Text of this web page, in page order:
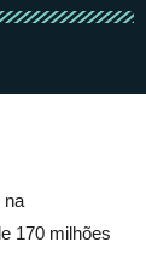
na
170 milhões